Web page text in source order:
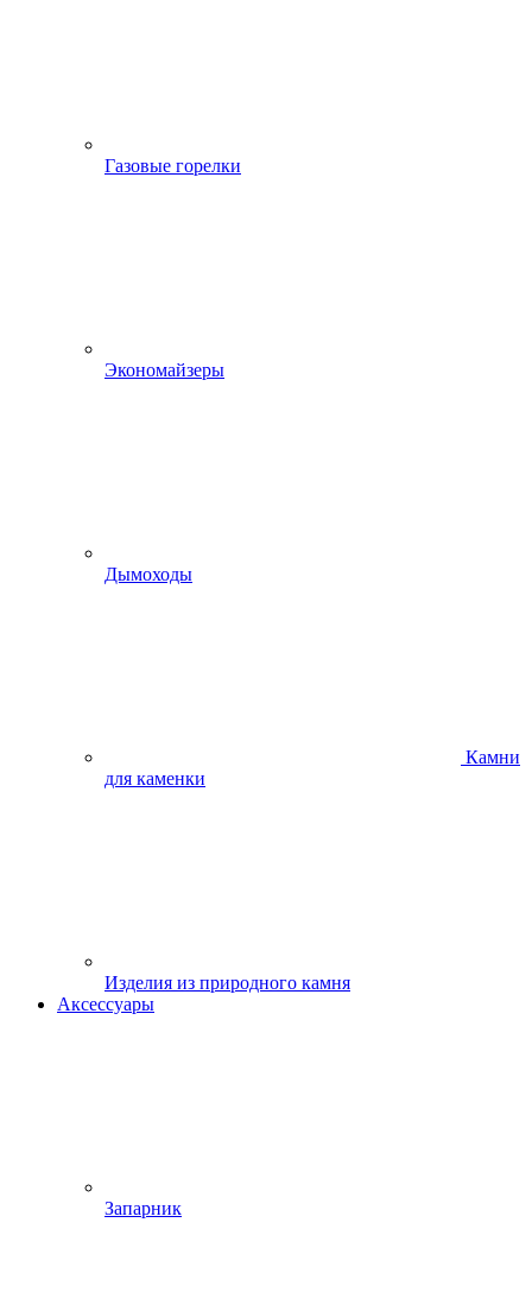
Газовые горелки
Экономайзеры
Дымоходы
Камни
для каменки
Изделия из природного камня
Аксессуары
Запарник